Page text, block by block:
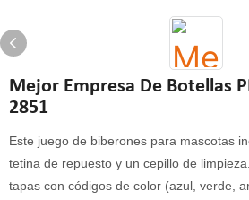
Mejor Empresa De Botellas
2851
Este juego de biberones para mascotas
tetina de repuesto y un cepillo de
tapas con códigos de color (azul, verde,